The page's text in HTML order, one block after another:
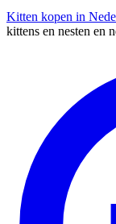
Kitten kopen in
kittens en nesten en